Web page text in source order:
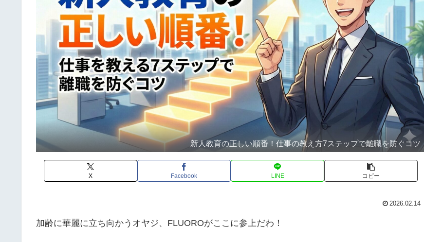
新人教育の正しい順番！仕事の教え方7ステップで離職を防ぐコツ
X Facebook LINE コピー
2026.02.14
加齢に華麗に立ち向かうオヤジ、FLUOROがここに参上だわ！